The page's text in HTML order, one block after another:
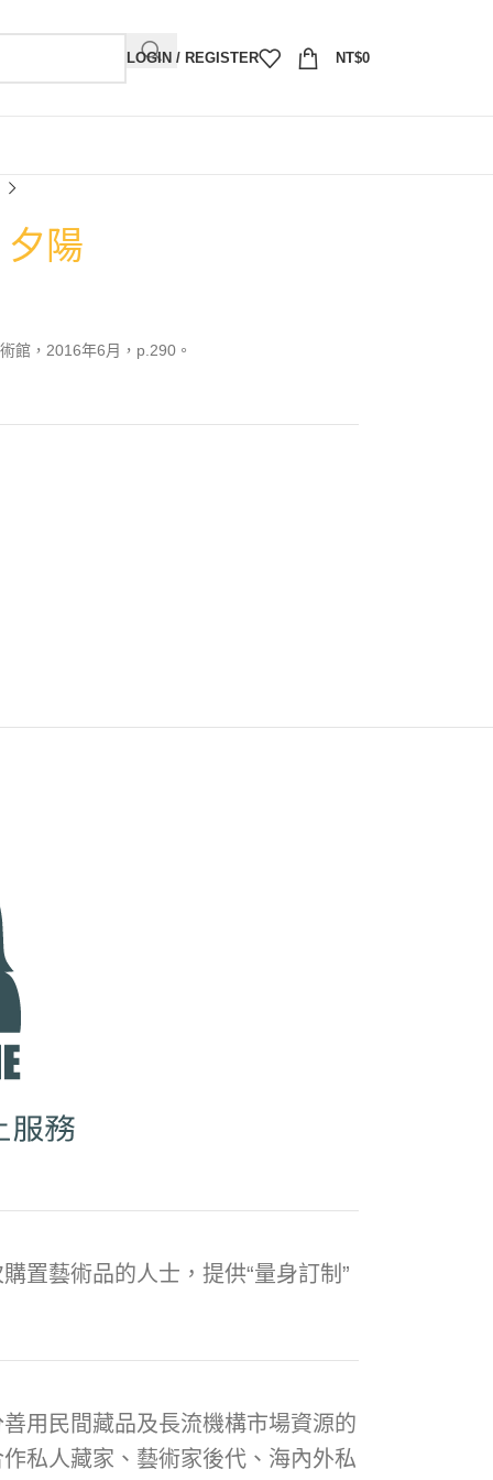
LOGIN / REGISTER NT$0
陽
館，2016年6月，p.290。
置藝術品的人士，提供“量身訂制”
用民間藏品及長流機構市場資源的
私人藏家、藝術家後代、海內外私